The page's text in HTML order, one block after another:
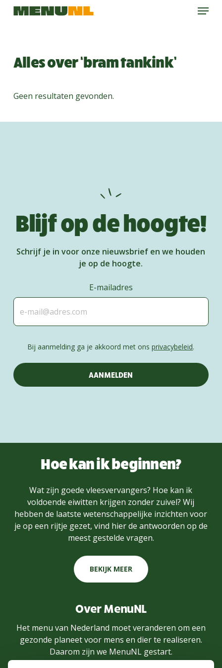
Skip
Menu
Alles over ‘bram tankink’
Geen resultaten gevonden.
Blijf op de hoogte!
Schrijf je in voor onze nieuwsbrief en we houden
je op de hoogte.
E-mailadres
Bij aanmelding ga je akkoord met onsprivacybeleid.
Hoe kan ik beginnen?
Wat zijn goede vleesvervangers? Hoe kan ik
voldoende eiwitten krijgen zonder zuivel? Wij
hebben de laatste wetenschappelijke inzichten voor
je op een rijtje gezet, vind hier de antwoorden op de
meest gestelde vragen.
BEKIJK MEER
Over MenuNL
Het menu van Nederland moet veranderen om een
gezonde planeet voor mens en dier te realiseren.
Daarom zijn we MenuNL gestart.